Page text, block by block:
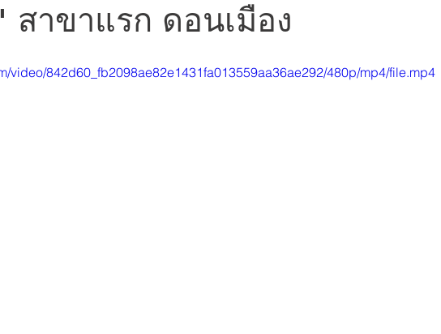
สาขาแรก ดอนเมือง
video/842d60_fb2098ae82e1431fa013559aa36ae292/480p/mp4/file.mp4